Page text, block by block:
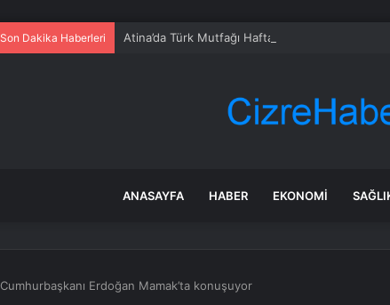
Son Dakika Haberleri Atina’da Türk Mutfağı Haftası: Sofrada Miras
ANASAYFA HABER EKONOMI
Cumhurbaşkanı Erdoğan Mamak’ta konuşuyor